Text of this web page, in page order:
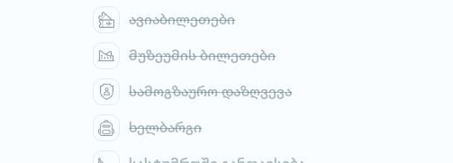
ავიაბილეთები
მუზეუმის ბილეთები
სამოგზაურო დაზღვევა
ხელბარგი